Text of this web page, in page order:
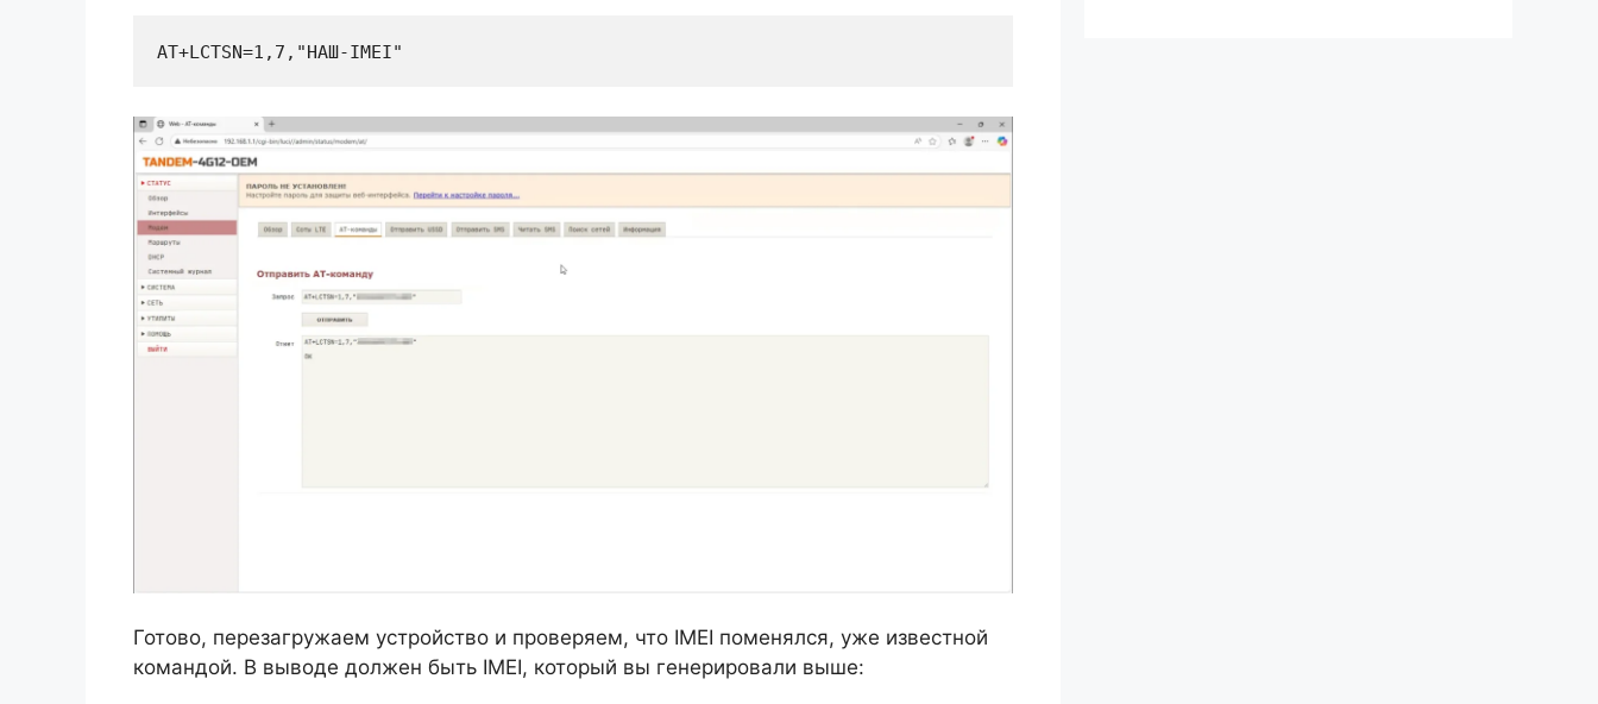
AT+LCTSN=1,7,"НАШ-IMEI"
Готово, перезагружаем устройство и проверяем, что IMEI поменялся, уже известной
командой. В выводе должен быть IMEI, который вы генерировали выше: